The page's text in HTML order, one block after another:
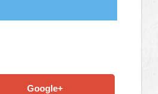
Google+